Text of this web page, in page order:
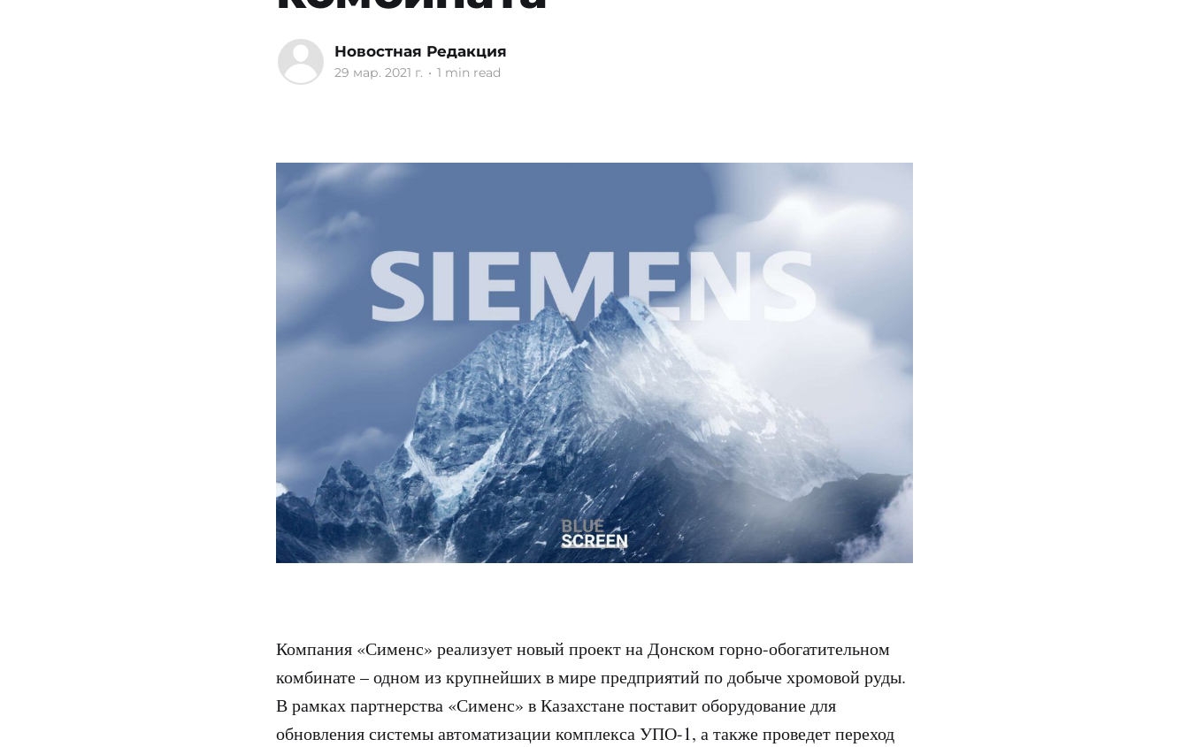
Новостная Редакция
29 мар. 2021 г. • 1 min read
Компания «Сименс» реализует новый проект на Донском горно-обогатительном
комбинате – одном из крупнейших в мире предприятий по добыче хромовой руды.
В рамках партнерства «Сименс» в Казахстане поставит оборудование для
обновления системы автоматизации комплекса УПО-1, а также проведет переход